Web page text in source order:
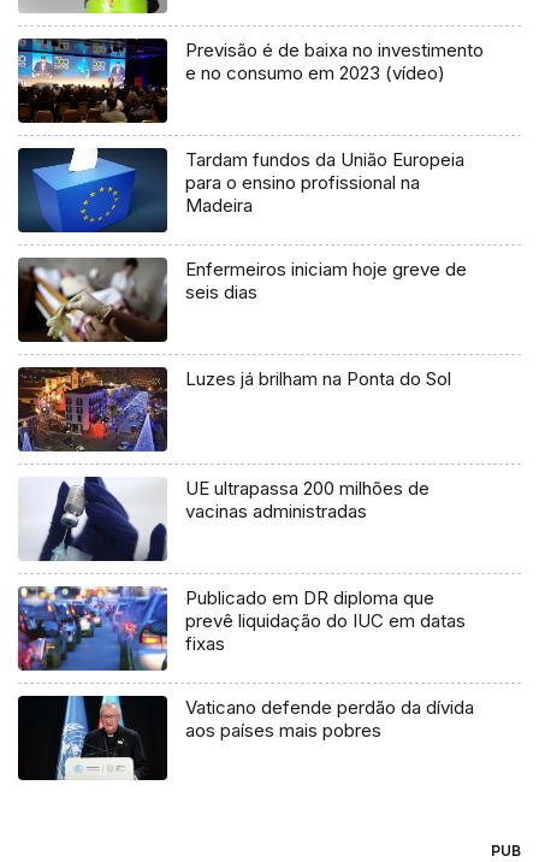
Previsão é de baixa no investimento
e no consumo em 2023 (vídeo)
Tardam fundos da União Europeia
para o ensino profissional na
Madeira
Enfermeiros iniciam hoje greve de
seis dias
Luzes já brilham na Ponta do Sol
UE ultrapassa 200 milhões de
vacinas administradas
Publicado em DR diploma que
prevê liquidação do IUC em datas
fixas
Vaticano defende perdão da dívida
aos países mais pobres
PUB